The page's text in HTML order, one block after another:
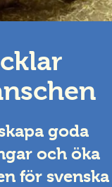
goda
och öka
för svenska